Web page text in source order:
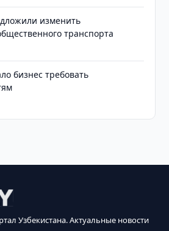
изменить
транспорта
бизнес требовать
Узбекистана. Актуальные новости